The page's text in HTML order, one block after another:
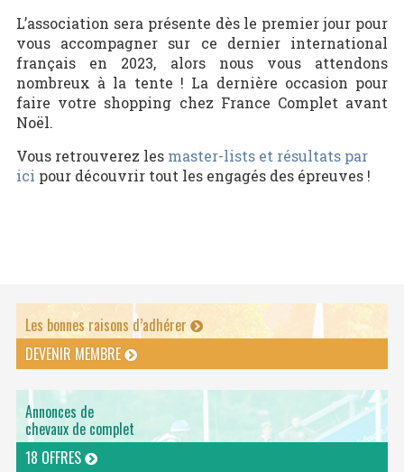
L’association sera présente dès le premier jour pour
vous accompagner sur ce dernier international
français en 2023, alors nous vous attendons
nombreux à la tente ! La dernière occasion pour
faire votre shopping chez France Complet avant
Noël.
Vous retrouverez les master-lists et résultats par
ici pour découvrir tout les engagés des épreuves !
Les bonnes raisons d’adhérer
DEVENIR MEMBRE
Annonces de
chevaux de complet
18 OFFRES